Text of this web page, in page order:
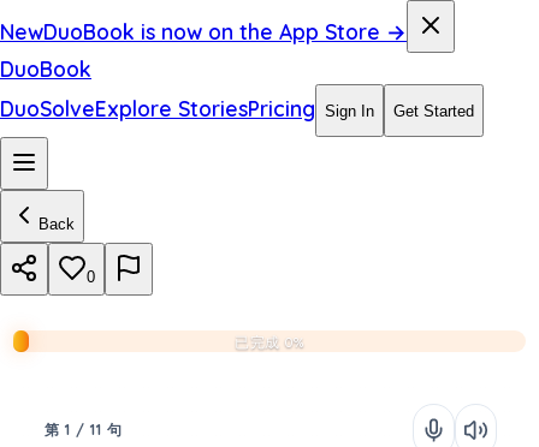
NewDuoBook is now on the App Store →
DuoBook
DuoSolveExplore StoriesPricing Sign In Get Started
Back
0
已完成 0%
第 1 / 11 句